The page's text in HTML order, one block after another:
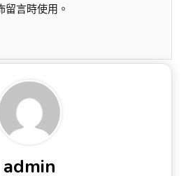
留言時使用。
admin